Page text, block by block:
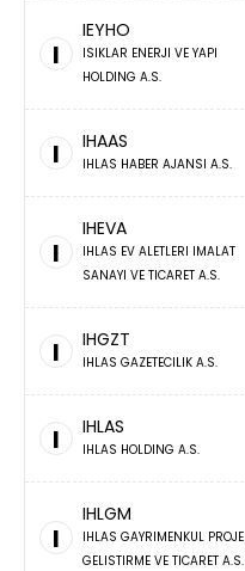
I
IEYHO
ISIKLAR ENERJI VE YAPI
HOLDING A.S.
I IHAAS
IHLAS HABER AJANSI A.S.
I
IHEVA
IHLAS EV ALETLERI IMALAT
SANAYI VE TICARET A.S.
I IHGZT
IHLAS GAZETECILIK A.S.
I IHLAS
IHLAS HOLDING A.S.
I
IHLGM
IHLAS GAYRIMENKUL PROJE
GELISTIRME VE TICARET A.S.